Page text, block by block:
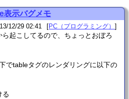
表示バグメモ
12/29 02:41 PC（プログラミング）
起こしてるので、ちょっとおぼろ
でtableタグのレンダリングに以下の
る